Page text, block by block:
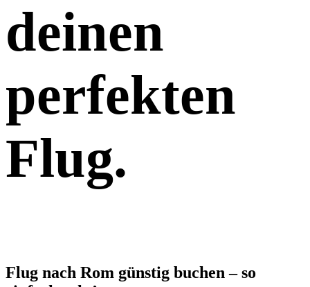
deinen
perfekten
Flug.
Flug nach Rom günstig buchen – so